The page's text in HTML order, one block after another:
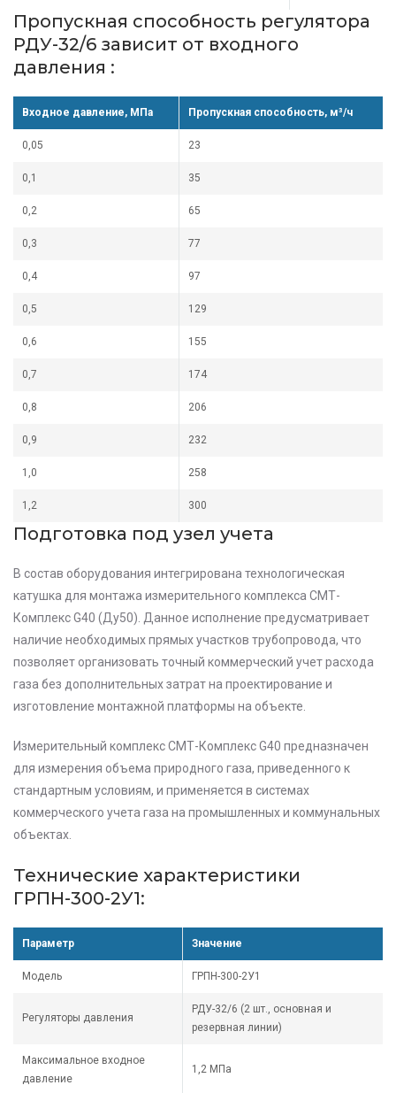
Пропускная способность регулятора
РДУ-32/6 зависит от входного
давления :
Входное давление, МПа Пропускная способность, м³/ч
0,05 23
0,1 35
0,2 65
0,3 77
0,4 97
0,5 129
0,6 155
0,7 174
0,8 206
0,9 232
1,0 258
1,2 300
Подготовка под узел учета
В состав оборудования интегрирована технологическая
катушка для монтажа измерительного комплекса СМТ-
Комплекс G40 (Ду50) . Данное исполнение предусматривает
наличие необходимых прямых участков трубопровода, что
позволяет организовать точный коммерческий учет расхода
газа без дополнительных затрат на проектирование и
изготовление монтажной платформы на объекте.
Измерительный комплекс СМТ-Комплекс G40 предназначен
для измерения объема природного газа, приведенного к
стандартным условиям, и применяется в системах
коммерческого учета газа на промышленных и коммунальных
объектах.
Технические характеристики
ГРПН-300-2У1:
Параметр Значение
Модель ГРПН-300-2У1
Регуляторы давления
РДУ-32/6 (2 шт., основная и
резервная линии)
Максимальное входное
давление
1,2 МПа